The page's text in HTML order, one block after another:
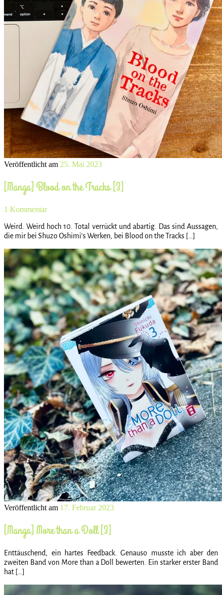
Veröffentlicht am 25. Mai 2023
[Manga] Blood on the Tracks [3]
1 Kommentar
Weird. Weird hoch 10. Total verrückt und abartig. Das sind Aussagen,
die mir bei Shuzo Oshimi’s Werken, bei Blood on the Tracks […]
Veröffentlicht am 17. Februar 2023
[Manga] More than a Doll [3]
Enttäuschend, ein hartes Feedback. Genauso musste ich aber den
zweiten Band von More than a Doll bewerten. Ein starker erster Band
hat […]